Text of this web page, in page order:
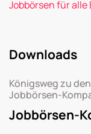
Jobbörsen für
Downloads
Königsweg zu
Jobbörsen-
Jobbörsen-